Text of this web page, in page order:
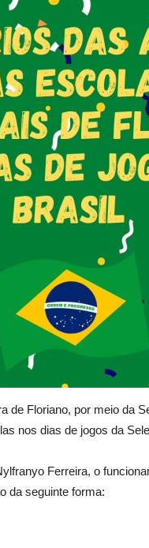
de Floriano, por meio da
nos dias de jogos da
Ferreira, o
da seguinte forma: